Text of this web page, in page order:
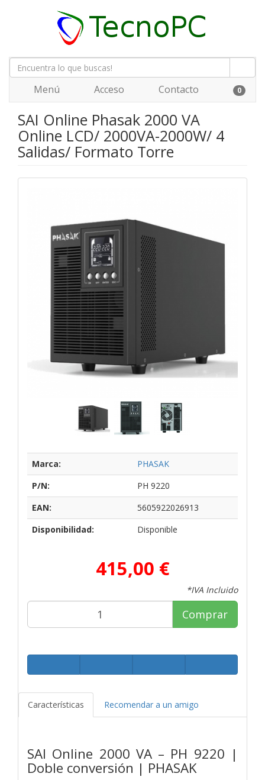
Menú Acceso Contacto 0
SAI Online Phasak 2000 VA
Online LCD/ 2000VA-2000W/ 4
Salidas/ Formato Torre
Marca:
PHASAK
P/N:
PH 9220
EAN:
5605922026913
Disponibilidad:
Disponible
415,00 €
*IVA Incluido
Comprar
Características Recomendar a un amigo
SAI Online 2000 VA – PH 9220 |
Doble conversión | PHASAK